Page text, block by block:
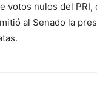
votos nulos del
al Senado la